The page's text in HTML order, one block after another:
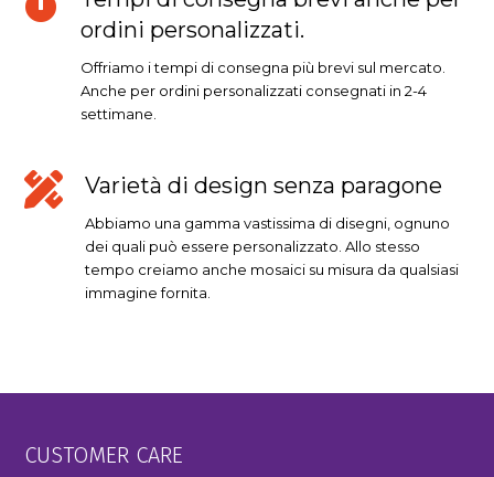
ordini personalizzati.
Offriamo i tempi di consegna più brevi sul mercato.
Anche per ordini personalizzati consegnati in 2-4
settimane.
Varietà di design senza paragone
Abbiamo una gamma vastissima di disegni, ognuno
dei quali può essere personalizzato. Allo stesso
tempo creiamo anche mosaici su misura da qualsiasi
immagine fornita.
CUSTOMER CARE